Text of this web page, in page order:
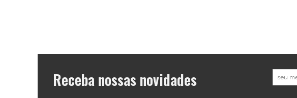
Receba nossas novidades